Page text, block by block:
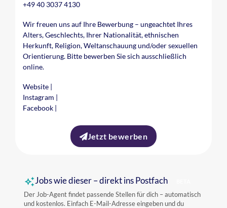
+49 40 3037 4130
Wir freuen uns auf Ihre Bewerbung – ungeachtet Ihres
Alters, Geschlechts, Ihrer Nationalität, ethnischen
Herkunft, Religion, Weltanschauung und/oder sexuellen
Orientierung. Bitte bewerben Sie sich ausschließlich
online.
Website |
Instagram |
Facebook |
Jetzt bewerben
Jobs wie dieser – direkt ins Postfach
Der Job-Agent findet passende Stellen für dich – automatisch
und kostenlos. Einfach E-Mail-Adresse eingeben und du